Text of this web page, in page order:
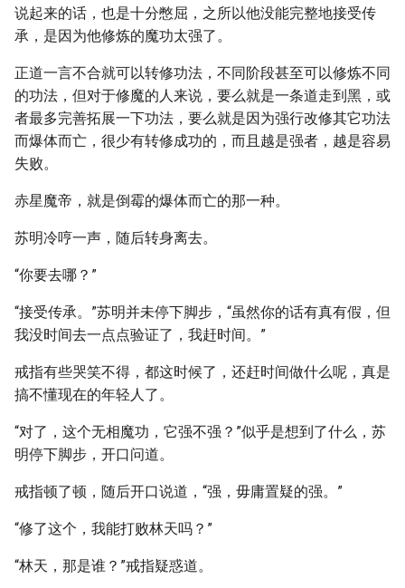
说起来的话，也是十分憋屈，之所以他没能完整地接受传
承，是因为他修炼的魔功太强了。
正道一言不合就可以转修功法，不同阶段甚至可以修炼不同
的功法，但对于修魔的人来说，要么就是一条道走到黑，或
者最多完善拓展一下功法，要么就是因为强行改修其它功法
而爆体而亡，很少有转修成功的，而且越是强者，越是容易
失败。
赤星魔帝，就是倒霉的爆体而亡的那一种。
苏明冷哼一声，随后转身离去。
“你要去哪？”
“接受传承。”苏明并未停下脚步，“虽然你的话有真有假，但
我没时间去一点点验证了，我赶时间。”
戒指有些哭笑不得，都这时候了，还赶时间做什么呢，真是
搞不懂现在的年轻人了。
“对了，这个无相魔功，它强不强？”似乎是想到了什么，苏
明停下脚步，开口问道。
戒指顿了顿，随后开口说道，“强，毋庸置疑的强。”
“修了这个，我能打败林天吗？”
“林天，那是谁？”戒指疑惑道。